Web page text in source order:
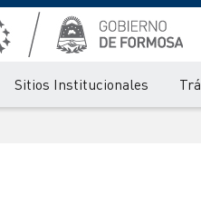
Sitios Institucionales